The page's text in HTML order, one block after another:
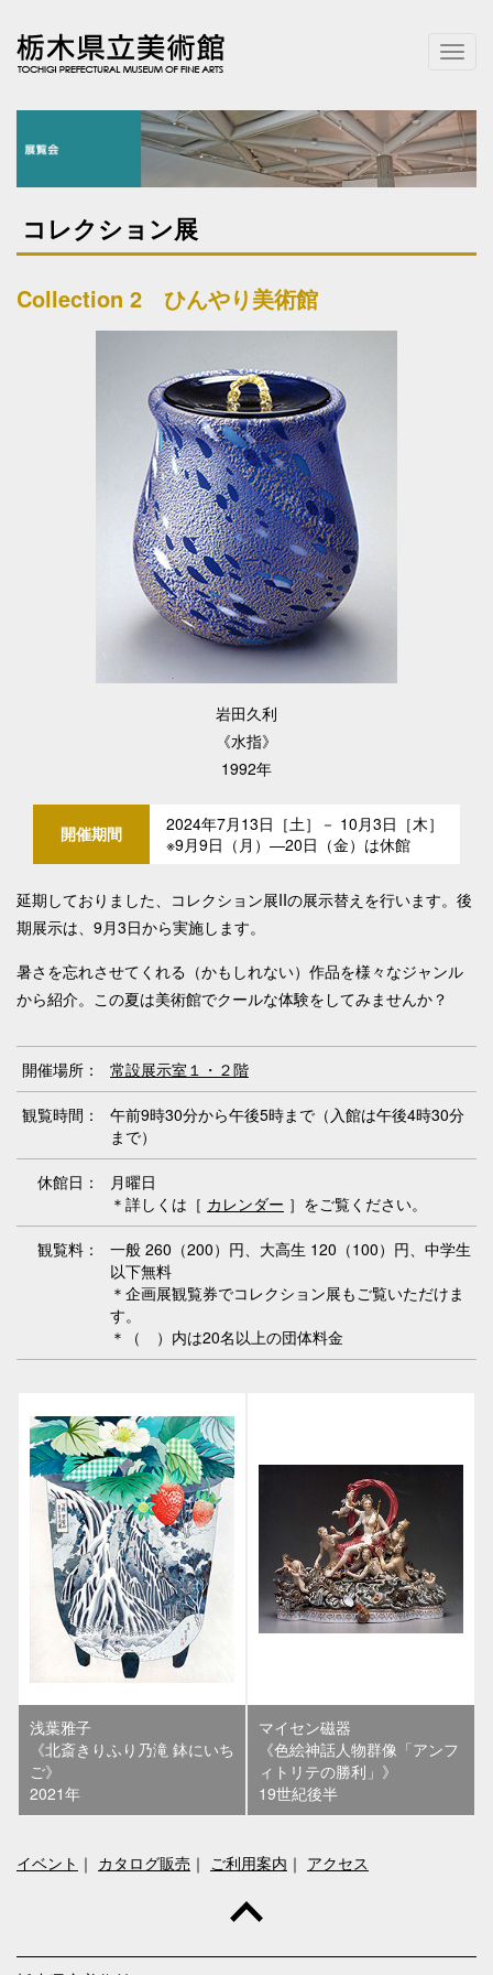
T
g
l
e
n
i
コレクション展
Collection 2 ひんやり美術館
岩田久利
《水指》
1992年
開催期間
2024年7月13日［土］－ 10月3日［木］
※9月9日（月）―20日（金）は休館
延期しておりました、コレクション展IIの展示替えを行います。後
期展示は、9月3日から実施します。
暑さを忘れさせてくれる（かもしれない）作品を様々なジャンル
から紹介。この夏は美術館でクールな体験をしてみませんか？
開催場所： 常設展示室１・２階
観覧時間：
午前9時30分から午後5時まで（入館は午後4時30分
まで）
休館日：
月曜日
＊詳しくは［ カレンダー ］をご覧ください。
観覧料：
一般 260（200）円、大高生 120（100）円、中学生
以下無料
＊企画展観覧券でコレクション展もご覧いただけま
す。
＊（ ）内は20名以上の団体料金
浅葉雅子
《北斎きりふり乃滝 鉢にいち
ご》
2021年
マイセン磁器
《色絵神話人物群像「アンフ
ィトリテの勝利」》
19世紀後半
イベント ｜ カタログ販売 ｜ ご利用案内 ｜ アクセス